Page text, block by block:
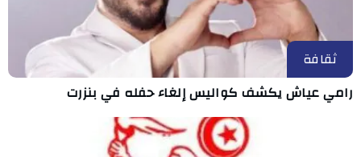
ثقافة
رامي عياش يكشف كواليس إلغاء حفله في بنزرت